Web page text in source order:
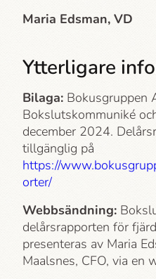
Maria Edsman, VD
Ytterligare
Bilaga: Bokusgruppen
Bokslutskommuniké
december 2024.
tillgänglig på
https://
orter/
Webbsändning:
delårsrapporten för
presenteras av Maria
Maalsnes, CFO, via en